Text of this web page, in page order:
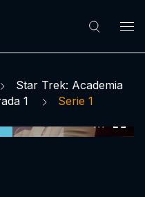
Star Trek: Academia
1 Serie 1